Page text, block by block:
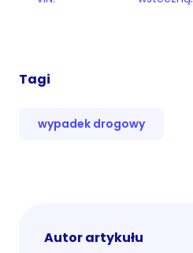
Tagi
wypadek drogowy
Autor artykułu